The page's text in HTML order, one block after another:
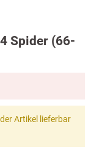
Spider (66-
Artikel lieferbar